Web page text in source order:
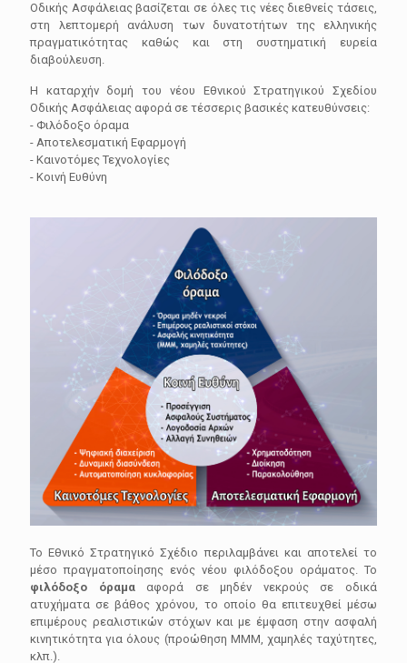
Οδικής Ασφάλειας βασίζεται σε όλες τις νέες διεθνείς τάσεις,
στη λεπτομερή ανάλυση των δυνατοτήτων της ελληνικής
πραγματικότητας καθώς και στη συστηματική ευρεία
διαβούλευση.
Η καταρχήν δομή του νέου Εθνικού Στρατηγικού Σχεδίου
Οδικής Ασφάλειας αφορά σε τέσσερις βασικές κατευθύνσεις:
- Φιλόδοξο όραμα
- Αποτελεσματική Εφαρμογή
- Καινοτόμες Τεχνολογίες
- Κοινή Ευθύνη
Το Εθνικό Στρατηγικό Σχέδιο περιλαμβάνει και αποτελεί το
μέσο πραγματοποίησης ενός νέου φιλόδοξου οράματος. Το
φιλόδοξο όραμααφορά σε μηδέν νεκρούς σε οδικά
ατυχήματα σε βάθος χρόνου, το οποίο θα επιτευχθεί μέσω
επιμέρους ρεαλιστικών στόχων και με έμφαση στην ασφαλή
κινητικότητα για όλους (προώθηση ΜΜΜ, χαμηλές ταχύτητες,
κλπ.).